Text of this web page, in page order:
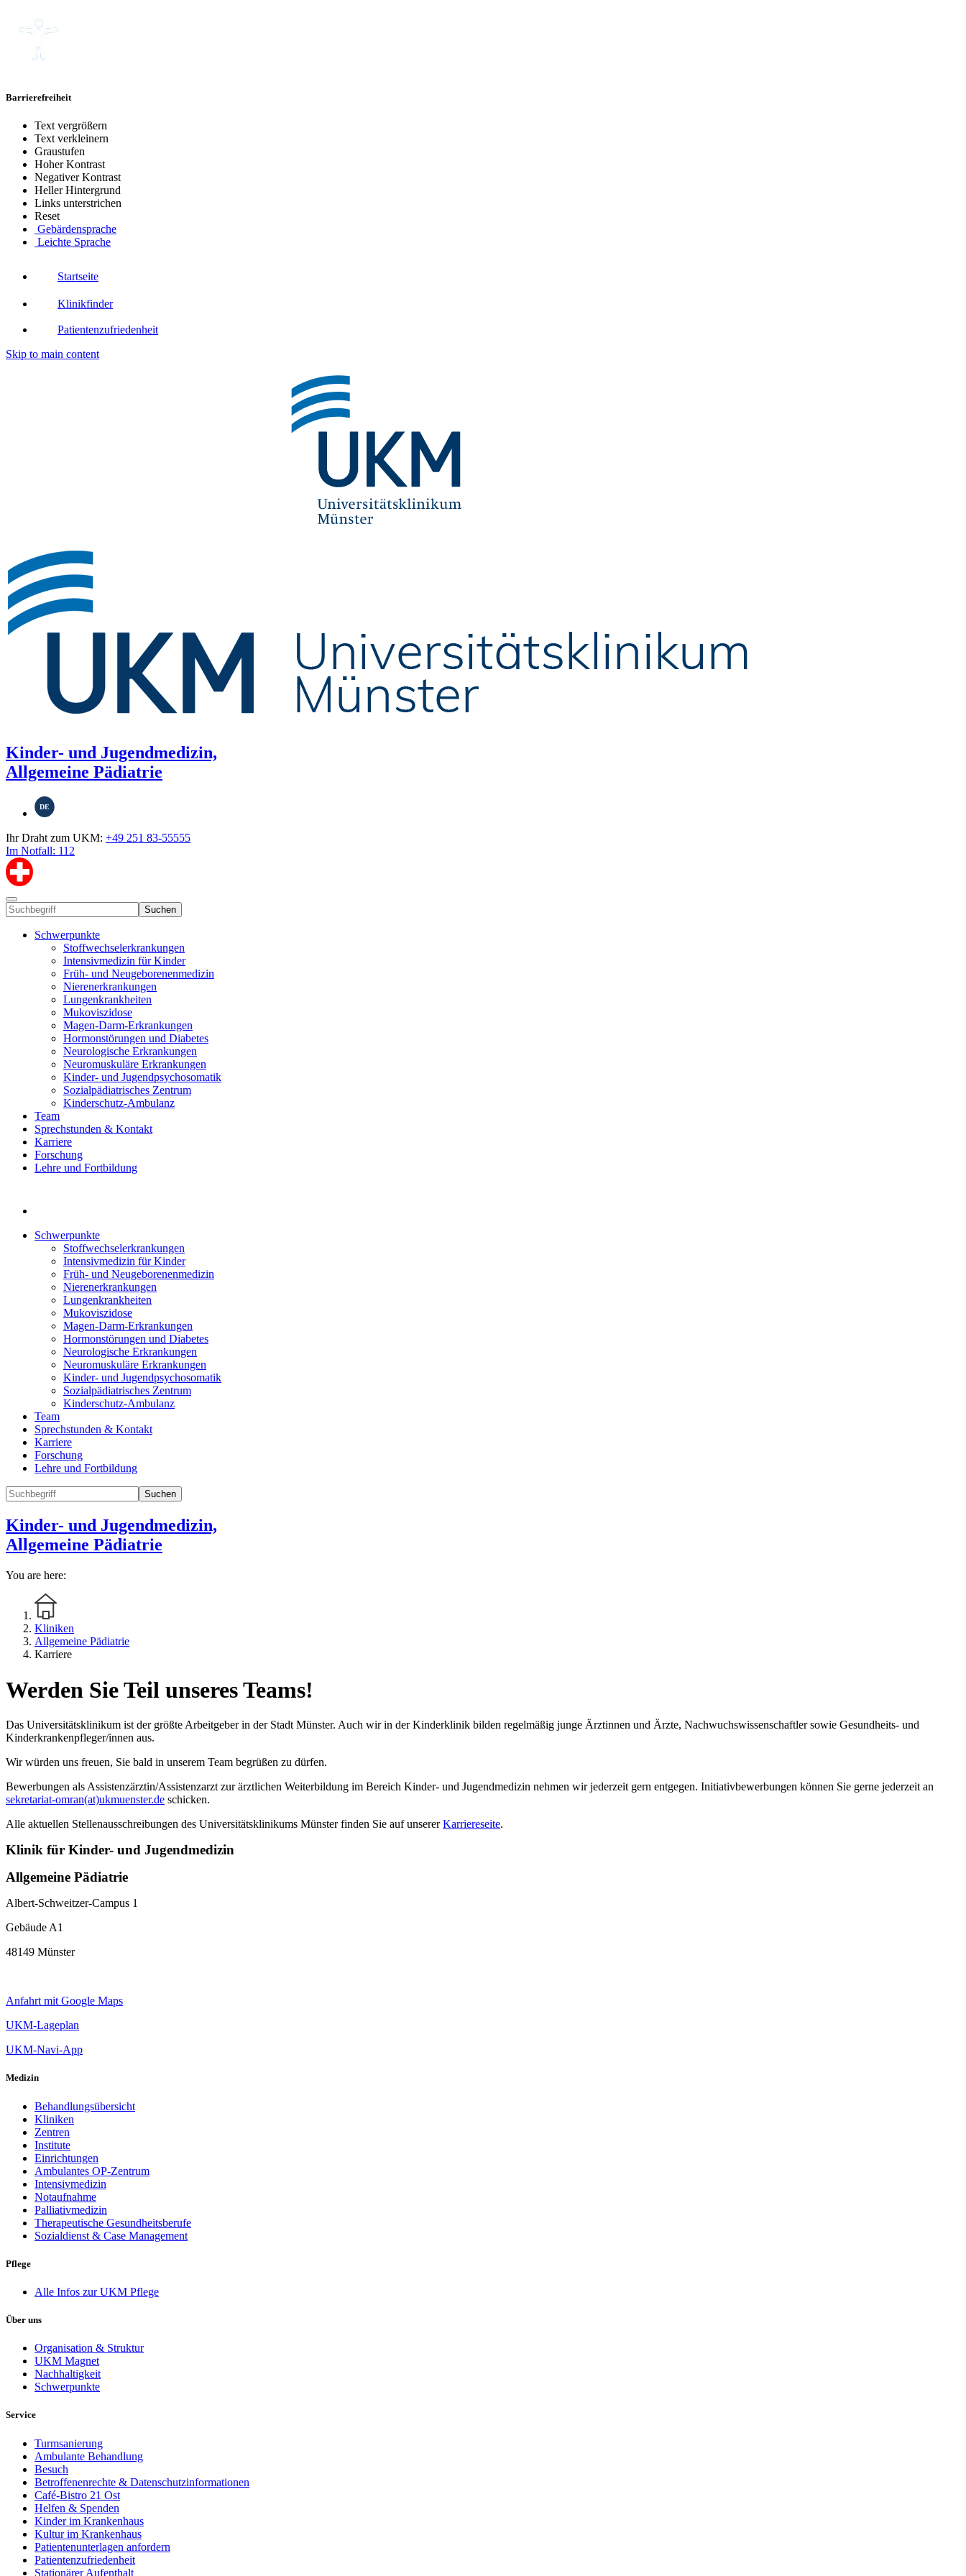
Barrierefreiheit
Text vergrößern
Text verkleinern
Graustufen
Hoher Kontrast
Negativer Kontrast
Heller Hintergrund
Links unterstrichen
Reset
Gebärdensprache
Leichte Sprache
Startseite
Klinikfinder
Patientenzufriedenheit
Skip to main content
Kinder- und Jugendmedizin,
Allgemeine Pädiatrie
DE
Ihr Draht zum UKM: +49 251 83-55555
Im Notfall: 112
Suchen
Schwerpunkte
Stoffwechselerkrankungen
Intensivmedizin für Kinder
Früh- und Neugeborenenmedizin
Nierenerkrankungen
Lungenkrankheiten
Mukoviszidose
Magen-Darm-Erkrankungen
Hormonstörungen und Diabetes
Neurologische Erkrankungen
Neuromuskuläre Erkrankungen
Kinder- und Jugendpsychosomatik
Sozialpädiatrisches Zentrum
Kinderschutz-Ambulanz
Team
Sprechstunden & Kontakt
Karriere
Forschung
Lehre und Fortbildung
Schwerpunkte
Stoffwechselerkrankungen
Intensivmedizin für Kinder
Früh- und Neugeborenenmedizin
Nierenerkrankungen
Lungenkrankheiten
Mukoviszidose
Magen-Darm-Erkrankungen
Hormonstörungen und Diabetes
Neurologische Erkrankungen
Neuromuskuläre Erkrankungen
Kinder- und Jugendpsychosomatik
Sozialpädiatrisches Zentrum
Kinderschutz-Ambulanz
Team
Sprechstunden & Kontakt
Karriere
Forschung
Lehre und Fortbildung
Suchen
Kinder- und Jugendmedizin,
Allgemeine Pädiatrie
You are here:
Kliniken
Allgemeine Pädiatrie
Karriere
Werden Sie Teil unseres Teams!
Das Universitätsklinikum ist der größte Arbeitgeber in der Stadt Münster. Auch wir in der Kinderklinik bilden regelmäßig junge Ärztinnen und Ärzte, Nachwuchswissenschaftler sowie Gesundheits- und
Kinderkrankenpfleger/innen aus.
Wir würden uns freuen, Sie bald in unserem Team begrüßen zu dürfen.
Bewerbungen als Assistenzärztin/Assistenzarzt zur ärztlichen Weiterbildung im Bereich Kinder- und Jugendmedizin nehmen wir jederzeit gern entgegen. Initiativbewerbungen können Sie gerne jederzeit an
sekretariat-omran(at)ukmuenster.de schicken.
Alle aktuellen Stellenausschreibungen des Universitätsklinikums Münster finden Sie auf unsererKarriereseite.
Klinik für Kinder- und Jugendmedizin
Allgemeine Pädiatrie
Albert-Schweitzer-Campus 1
Gebäude A1
48149 Münster
Anfahrt mit Google Maps
UKM-Lageplan
UKM-Navi-App
Medizin
Behandlungsübersicht
Kliniken
Zentren
Institute
Einrichtungen
Ambulantes OP-Zentrum
Intensivmedizin
Notaufnahme
Palliativmedizin
Therapeutische Gesundheitsberufe
Sozialdienst & Case Management
Pflege
Alle Infos zur UKM Pflege
Über uns
Organisation & Struktur
UKM Magnet
Nachhaltigkeit
Schwerpunkte
Service
Turmsanierung
Ambulante Behandlung
Besuch
Betroffenenrechte & Datenschutzinformationen
Café-Bistro 21 Ost
Helfen & Spenden
Kinder im Krankenhaus
Kultur im Krankenhaus
Patientenunterlagen anfordern
Patientenzufriedenheit
Stationärer Aufenthalt